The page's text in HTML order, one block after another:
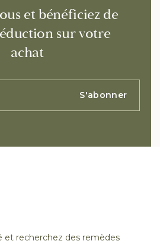
et bénéficiez de
sur votre
achat
S'abonner
et recherchez des remèdes